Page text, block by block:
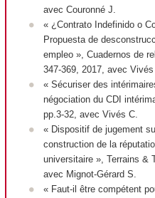
avec Couronné J.
« ¿Contrato Indefinido o
Propuesta de
empleo », Cuadernos de
347-369, 2017, avec Vivés
« Sécuriser des
négociation du CDI
pp.3-32, avec Vivés C.
« Dispositif de jugement
construction de la
universitaire », Terrains &
avec Mignot-Gérard S.
« Faut-il être compétent